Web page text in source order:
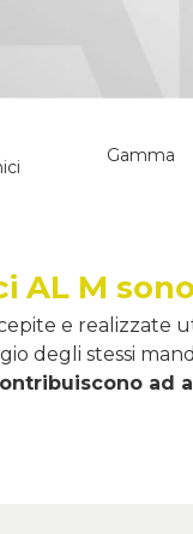
Gamma
AL M
e realizzate
degli stessi
ad